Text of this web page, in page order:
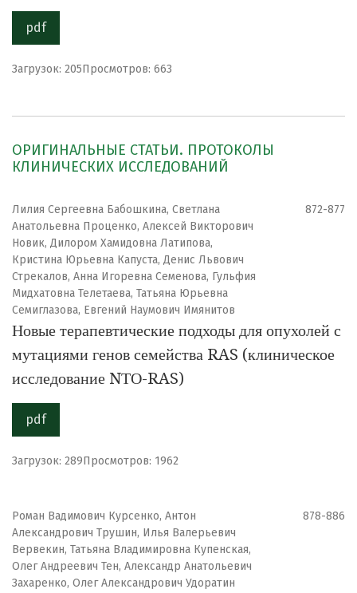
pdf
Загрузок: 205Просмотров: 663
ОРИГИНАЛЬНЫЕ СТАТЬИ. ПРОТОКОЛЫ
КЛИНИЧЕСКИХ ИССЛЕДОВАНИЙ
Лилия Сергеевна Бабошкина, Светлана
Анатольевна Проценко, Алексей Викторович
Новик, Дилором Хамидовна Латипова,
Кристина Юрьевна Капуста, Денис Львович
Стрекалов, Анна Игоревна Семенова, Гульфия
Мидхатовна Телетаева, Татьяна Юрьевна
Семиглазова, Евгений Наумович Имянитов
872-877
Новые терапевтические подходы для опухолей с
мутациями генов семейства RAS (клиническое
исследование NТО-RAS)
pdf
Загрузок: 289Просмотров: 1962
Роман Вадимович Курсенко, Антон
Александрович Трушин, Илья Валерьевич
Вервекин, Татьяна Владимировна Купенская,
Олег Андреевич Тен, Александр Анатольевич
Захаренко, Олег Александрович Удоратин
878-886